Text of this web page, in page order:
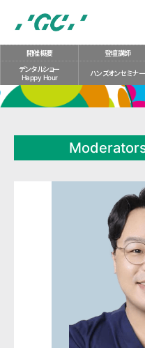
i
p
o
m
開催概要 登壇講師
デンタルショー
Happy Hour
ハンズオンセミナー